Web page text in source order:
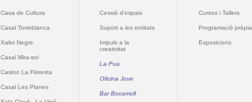
Casa de Cultura
Casal Torreblanca
Xalet Negre
Casal Mira-sol
Casino La Floresta
Casal Les Planes
Cessió d'espais
Suport a les entitats
Impuls a la
creativitat
La Pua
Oficina Jove
Bar Bocamoll
Cursos i Tallers
Programació pròpia
Exposicions